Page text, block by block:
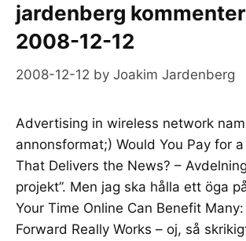
jardenberg
2008-12-12
2008-12-12 by Joakim Jardenberg
Advertising in wireless network
annonsformat;) Would You Pay for
That Delivers the News? –
projekt”. Men jag ska hålla ett öga
Your Time Online Can Benefit
Forward Really Works – oj, så